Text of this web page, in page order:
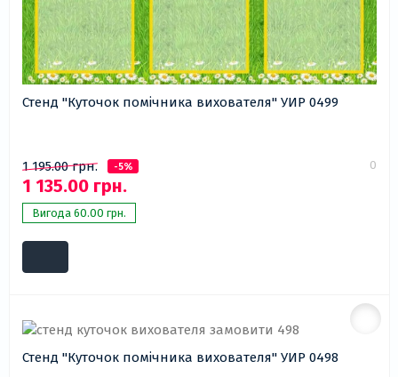
Стенд "Куточок помічника вихователя" УИР 0499
1 195.00 грн. -5%
1 135.00 грн.
Вигода 60.00 грн.
0
Стенд "Куточок помічника вихователя" УИР 0498